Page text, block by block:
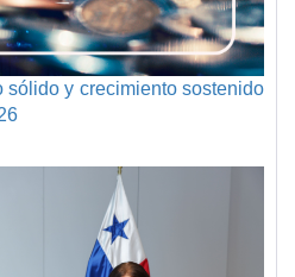
sólido y crecimiento sostenido